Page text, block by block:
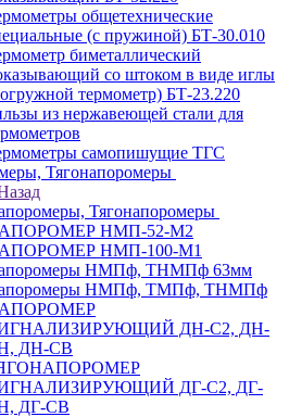
общетехнические
(с пружиной) БТ-30.010
биметаллический
со штоком в виде иглы
термометр) БТ-23.220
из нержавеющей стали для
самопишущие ТГС
Тягонапоромеры
Тягонапоромеры
НМП-52-М2
НМП-100-М1
НМПф, ТНМПф 63мм
НМПф, ТМПф, ТНМПф
ДН-С2, ДН-
ДН-СВ
ДГ-С2, ДГ-
ДГ-СВ